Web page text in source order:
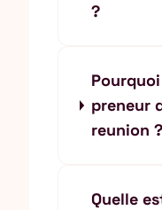
?
preneur
reunion ?
Quelle